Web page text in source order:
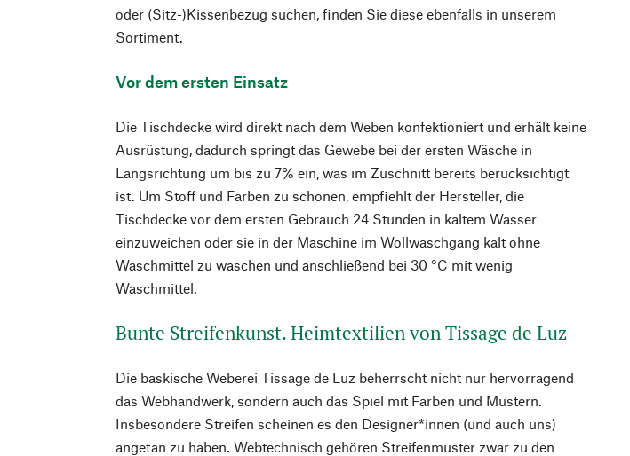
oder (Sitz-)Kissenbezug suchen, finden Sie diese ebenfalls in unserem
Sortiment.
Vor dem ersten Einsatz
Die Tischdecke wird direkt nach dem Weben konfektioniert und erhält keine
Ausrüstung, dadurch springt das Gewebe bei der ersten Wäsche in
Längsrichtung um bis zu 7% ein, was im Zuschnitt bereits berücksichtigt
ist. Um Stoff und Farben zu schonen, empfiehlt der Hersteller, die
Tischdecke vor dem ersten Gebrauch 24 Stunden in kaltem Wasser
einzuweichen oder sie in der Maschine im Wollwaschgang kalt ohne
Waschmittel zu waschen und anschließend bei 30 °C mit wenig
Waschmittel.
Bunte Streifenkunst. Heimtextilien von Tissage de Luz
Die baskische Weberei Tissage de Luz beherrscht nicht nur hervorragend
das Webhandwerk, sondern auch das Spiel mit Farben und Mustern.
Insbesondere Streifen scheinen es den Designer*innen (und auch uns)
angetan zu haben. Webtechnisch gehören Streifenmuster zwar zu den